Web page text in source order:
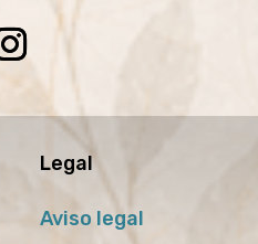
Legal
Aviso legal